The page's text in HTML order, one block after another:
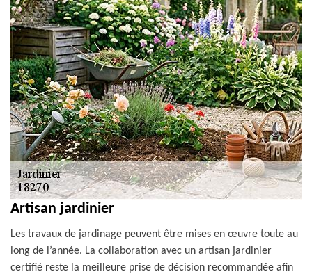
Artisan jardinier
Les travaux de jardinage peuvent être mises en œuvre toute au
long de l’année. La collaboration avec un artisan jardinier
certifié reste la meilleure prise de décision recommandée afin